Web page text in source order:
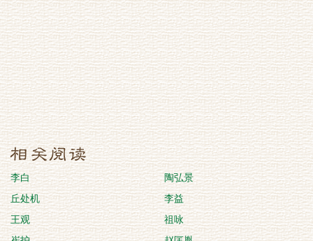
李白
陶弘景
丘处机
李益
王观
祖咏